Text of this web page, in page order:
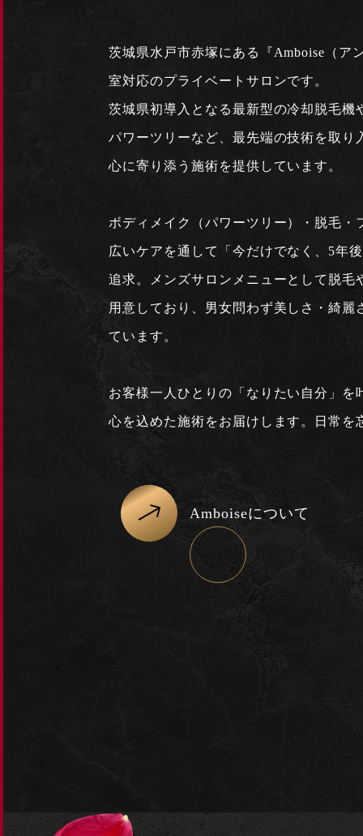
茨城県水戸市赤塚にある『Amboise（ア
室対応のプライベートサロンです。
茨城県初導入となる最新型の冷却脱毛
パワーツリーなど、最先端の技術を取
心に寄り添う施術を提供しています。
ボディメイク（パワーツリー）・脱毛
広いケアを通して「今だけでなく、5年
追求。メンズサロンメニューとして脱
用意しており、男女問わず美しさ・綺
ています。
お客様一人ひとりの「なりたい自分」
心を込めた施術をお届けします。日常
Amboiseについて